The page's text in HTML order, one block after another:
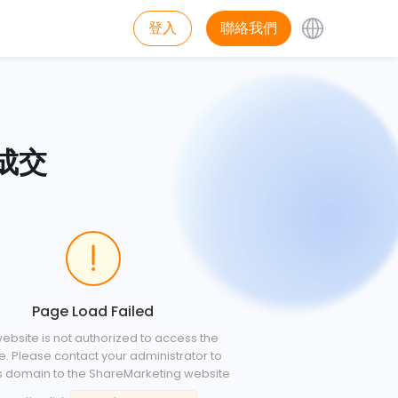
登入 聯絡我們
交
Page Load Failed
is not authorized to access the
Please contact your administrator to
domain to the ShareMarketing website